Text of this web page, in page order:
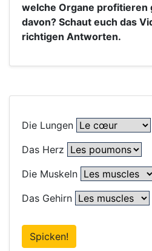
welche Organe profitieren
davon? Schaut euch das
richtigen Antworten.
Die Lungen
Das Herz
Die Muskeln
Das Gehirn
Spicken!